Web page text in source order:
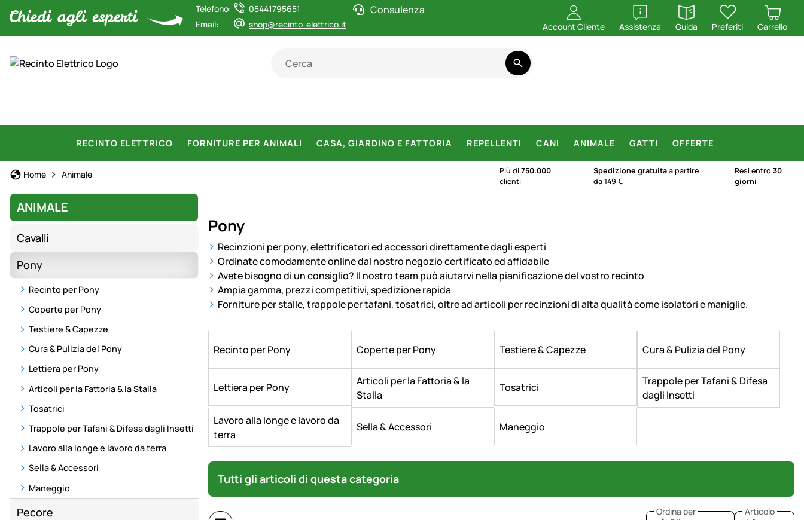
Telefono:
05441795651
Email:
shop@recinto-elettrico.it
Consulenza
Account Cliente Assistenza
apri
Guida
apri
Preferiti Carrello
RECINTO ELETTRICO FORNITURE PER ANIMALI CASA, GIARDINO E FATTORIA REPELLENTI CANI ANIMALE GATTI OFFERTE
Home Animale Più di750.000
clienti
Spedizione gratuitaa partire
da 149 €
Resi entro30
giorni
ANIMALE
Cavalli
Pony
Recinto per Pony
Coperte per Pony
Testiere & Capezze
Cura & Pulizia del Pony
Lettiera per Pony
Articoli per la Fattoria & la Stalla
Tosatrici
Trappole per Tafani & Difesa dagli Insetti
Lavoro alla longe e lavoro da terra
Sella & Accessori
Maneggio
Pecore
Pony
Recinzioni per pony, elettrificatori ed accessori direttamente dagli esperti
Ordinate comodamente online dal nostro negozio certificato ed affidabile
Avete bisogno di un consiglio? Il nostro team può aiutarvi nella pianificazione del vostro recinto
Ampia gamma, prezzi competitivi, spedizione rapida
Forniture per stalle, trappole per tafani, tosatrici, oltre ad articoli per recinzioni di alta qualità come isolatori e maniglie.
Recinto per Pony Coperte per Pony Testiere & Capezze Cura & Pulizia del Pony
Lettiera per Pony
Articoli per la Fattoria & la
Stalla
Tosatrici
Trappole per Tafani & Difesa
dagli Insetti
Lavoro alla longe e lavoro da
terra
Sella & Accessori Maneggio
Tutti gli articoli di questa categoria
Ordina per Articolo